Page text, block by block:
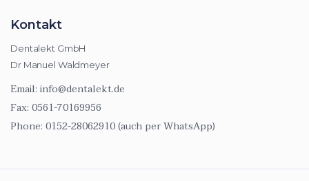
Kontakt
Dentalekt GmbH
Dr Manuel Waldmeyer
Email: info@dentalekt.de
Fax: 0561-70169956
Phone: 0152-28062910 (auch per WhatsApp)